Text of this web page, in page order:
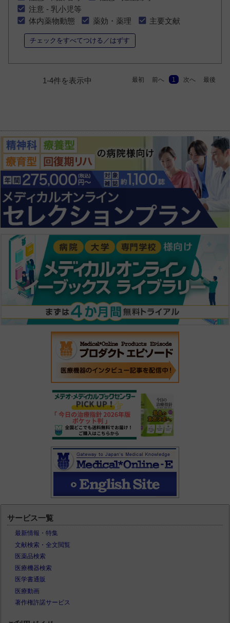
注意 - 乳小児等
体内薬物動態
薬効・薬理 主要文献
チェックをすべてつける／はずす
1-4件を表示中 最初 前へ 1 次へ 最後
サービス一覧
最新情報・特集
文献検索・全文閲覧
医薬品検索
医療機器検索
医学書通販
医療動画
著作権許諾サービス